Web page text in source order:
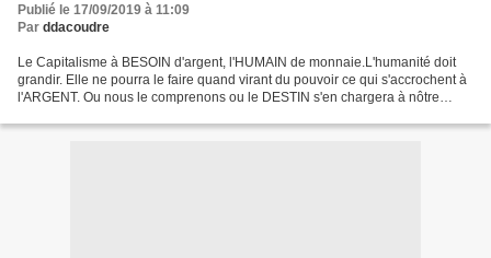
Publié le 17/09/2019 à 11:09
Par ddacoudre
Le Capitalisme à BESOIN d'argent, l'HUMAIN de monnaie.L'humanité doit
grandir. Elle ne pourra le faire quand virant du pouvoir ce qui s'accrochent à
l'ARGENT. Ou nous le comprenons ou le DESTIN s'en chargera à nôtre